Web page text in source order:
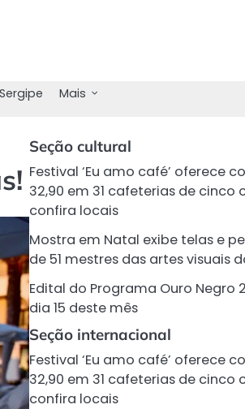
Sergipe Mais
Seção cultural
Festival ‘Eu amo café’ oferece
32,90 em 31 cafeterias de cinco
confira locais
Mostra em Natal exibe telas e
de 51 mestres das artes visuais
Edital do Programa Ouro Negro
dia 15 deste mês
Seção internacional
Festival ‘Eu amo café’ oferece
32,90 em 31 cafeterias de cinco
confira locais